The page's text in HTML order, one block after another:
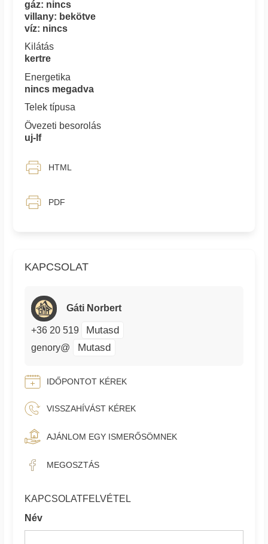
KAPCSOLAT
Gáti Norbert
+36 20 519 Mutasd
genory@ Mutasd
IDŐPONTOT KÉREK
VISSZAHÍVÁST KÉREK
AJÁNLOM EGY ISMERŐSÖMNEK
MEGOSZTÁS
KAPCSOLATFELVÉTEL
Név
gáz: nincs
villany: bekötve
víz: nincs
Kilátás
kertre
Energetika
nincs megadva
Telek típusa
Övezeti besorolás
uj-lf
HTML
PDF